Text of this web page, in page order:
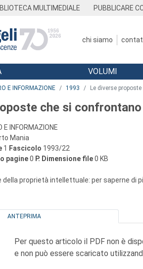
MULTIMEDIALE PUBBLICARE
chi siamo
VOLUMI
E INFORMAZIONE 1993 Le diverse
che si confrontano
E INFORMAZIONE
Mania
1 Fascicolo 1993/22
pagine0 P. Dimensione file0 KB
della proprietà intellettuale: per saperne di
ANTEPRIMA
Per questo articolo il PDF non è
e non può essere scaricato